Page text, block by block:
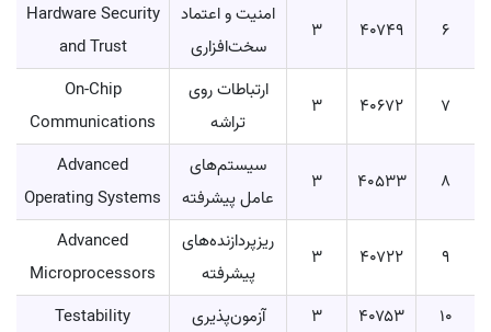
۶ ۴۰۷۴۹ ۳
امنیت و اعتماد
سخت‌افزاری
Hardware Security
and Trust
7 ۴۰۶۷۲ ۳
ارتباطات روی
تراشه
On-Chip
Communications
۸ ۴۰۵۳۳ ۳
سیستم‌های
عامل پیشرفته
Advanced
Operating Systems
۹ ۴۰۷۲۲ ۳
ریزپردازنده‌های
پیشرفته
Advanced
Microprocessors
۱۰
۴۰۷۵۳ ۳ آزمون‌پذیری Testability